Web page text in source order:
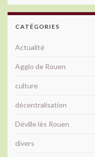
CATÉGORIES
Actualité
Agglo de Rouen
culture
décentralisation
Déville lès Rouen
divers